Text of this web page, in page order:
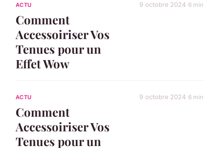
ACTU
Comment
Accessoiriser Vos
Tenues pour un
Effet Wow
9 octobre 2024 6 min
ACTU
Comment
Accessoiriser Vos
Tenues pour un
9 octobre 2024 6 min